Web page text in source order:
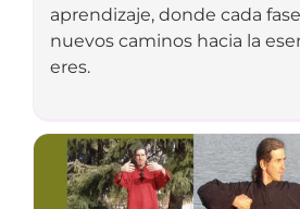
aprendizaje, donde cada
nuevos caminos hacia la
eres.